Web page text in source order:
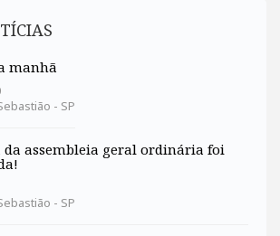
manhã
- SP
da assembleia geral ordinária foi
- SP